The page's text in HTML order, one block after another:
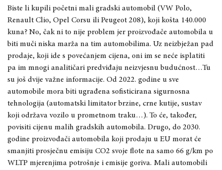
Biste li kupili početni mali gradski automobil (VW Polo,
Renault Clio, Opel Corsu ili Peugeot 208), koji košta 140.000
kuna? No, čak ni to nije problem jer proizvođače automobila u
biti muči niska marža na tim automobilima. Uz neizbježan pad
prodaje, koji ide s povećanjem cijena, oni im se neće isplatiti
pa im mnogi analitičari predviđaju neizvjesnu budućnost…Tu
su još dvije važne informacije. Od 2022. godine u sve
automobile mora biti ugrađena sofisticirana sigurnosna
tehnologija (automatski limitator brzine, crne kutije, sustav
koji održava vozilo u prometnom traku…). To će, također,
povisiti cijenu malih gradskih automobila. Drugo, do 2030.
godine proizvođači automobila koji prodaju u EU morat će
smanjiti prosječnu emisiju CO2 svoje flote na samo 66 g/km po
WLTP mjerenjima potrošnje i emisije goriva. Mali automobili